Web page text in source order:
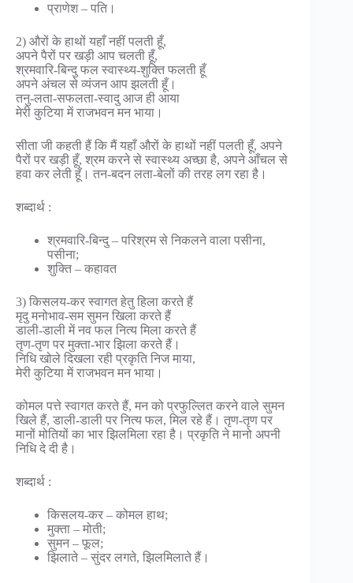
प्राणेश – पति।
2) औरों के हाथों यहाँ नहीं पलती हूँ,
अपने पैरों पर खड़ी आप चलती हूँ,
श्रमवारि-बिन्दु फल स्वास्थ्य-शुक्ति फलती हूँ
अपने अंचल से व्यंजन आप झलती हूँ।
तनु-लता-सफलता-स्वादु आज ही आया
मेरी कुटिया में राजभवन मन भाया।
सीता जी कहती हैं कि मैं यहाँ औरों के हाथों नहीं पलती हूँ, अपने
पैरों पर खड़ी हूँ, श्रम करने से स्वास्थ्य अच्छा है, अपने आँचल से
हवा कर लेती हूँ। तन-बदन लता-बेलों की तरह लग रहा है।
शब्दार्थ :
श्रमवारि-बिन्दु – परिश्रम से निकलने वाला पसीना,
पसीना;
शुक्ति – कहावत
3) किसलय-कर स्वागत हेतु हिला करते हैं
मृदु मनोभाव-सम सुमन खिला करते हैं
डाली-डाली में नव फल नित्य मिला करते हैं
तृण-तृण पर मुक्ता-भार झिला करते हैं।
निधि खोले दिखला रही प्रकृति निज माया,
मेरी कुटिया में राजभवन मन भाया।
कोमल पत्ते स्वागत करते हैं, मन को प्रफुल्लित करने वाले सुमन
खिले हैं, डाली-डाली पर नित्य फल, मिल रहे हैं। तृण-तृण पर
मानों मोतियों का भार झिलमिला रहा है। प्रकृति ने मानो अपनी
निधि दे दी है।
शब्दार्थ :
किसलय-कर – कोमल हाथ;
मुक्ता – मोती;
सुमन – फूल;
झिलाते – सुंदर लगते, झिलमिलाते हैं।